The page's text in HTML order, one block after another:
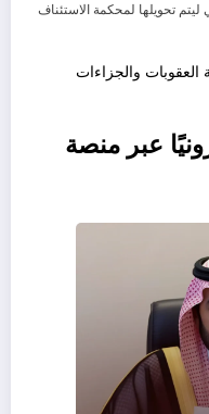
ليتم تحويلها لمحكمة الاستئناف
والجزاءات
عبر منصة